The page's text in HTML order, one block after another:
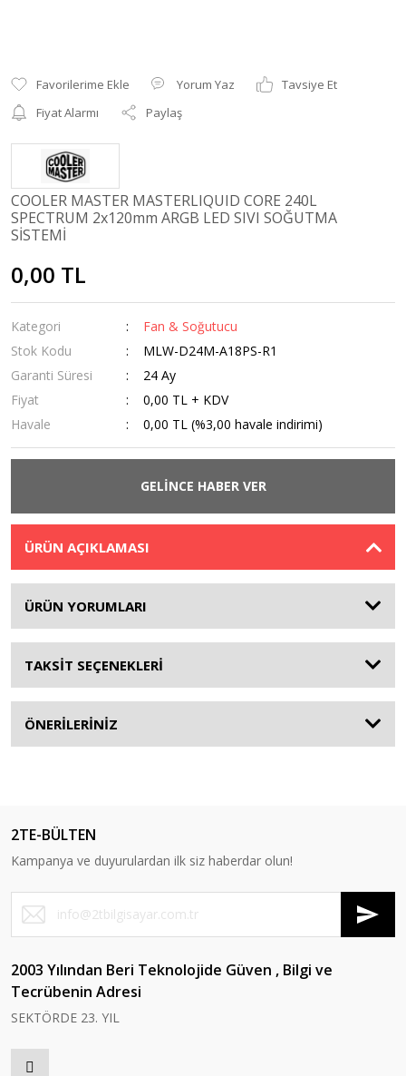
Yorum Yaz
Tavsiye Et
Fiyat Alarmı
Paylaş
COOLER MASTER MASTERLIQUID CORE 240L
SPECTRUM 2x120mm ARGB LED SIVI SOĞUTMA
SİSTEMİ
0,00 TL
Kategori
Fan & Soğutucu
Stok Kodu
MLW-D24M-A18PS-R1
Garanti Süresi
24 Ay
Fiyat
0,00 TL + KDV
Havale
0,00 TL (%3,00 havale indirimi)
GELİNCE HABER VER
ÜRÜN AÇIKLAMASI
ÜRÜN YORUMLARI
TAKSİT SEÇENEKLERİ
ÖNERİLERİNİZ
2TE-BÜLTEN
Kampanya ve duyurulardan ilk siz haberdar olun!
2003 Yılından Beri Teknolojide Güven , Bilgi ve
Tecrübenin Adresi
SEKTÖRDE 23. YIL